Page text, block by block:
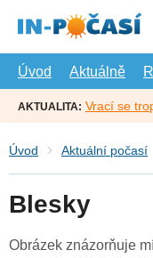
hlavní
Úvod
Aktuálně
AKTUALITA: Vrací se
Úvod Aktuální počasí
Blesky
Obrázek znázorňuje